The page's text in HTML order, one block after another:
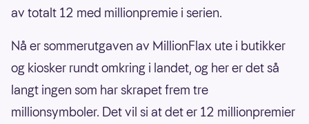
av totalt 12 med millionpremie i serien.
Nå er sommerutgaven av MillionFlax ute i butikker
og kiosker rundt omkring i landet, og her er det så
langt ingen som har skrapet frem tre
millionsymboler. Det vil si at det er 12 millionpremier